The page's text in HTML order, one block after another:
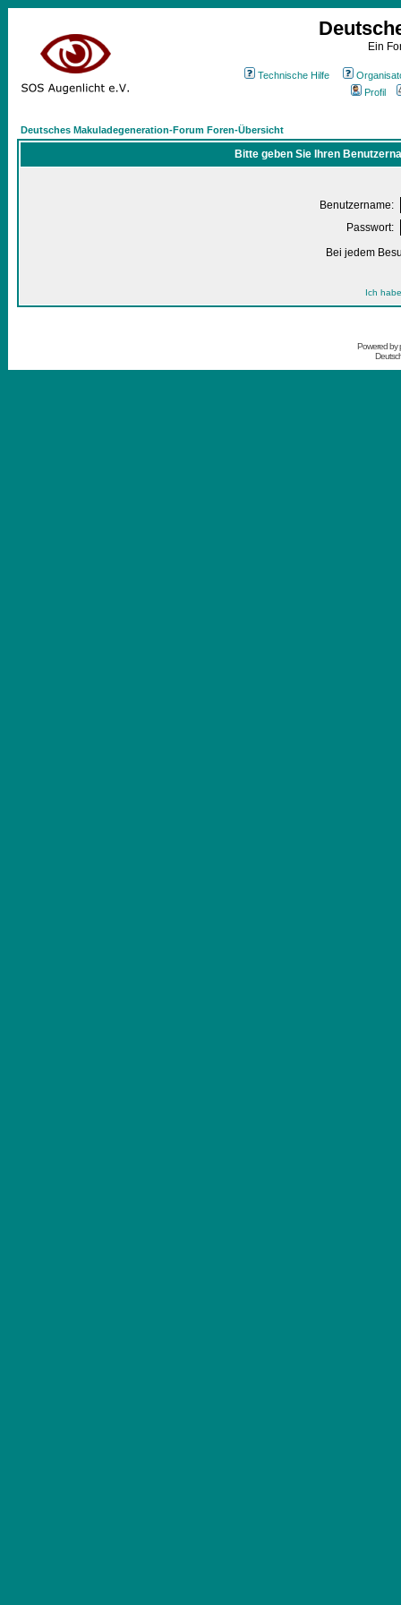
Ein
Technische Hilfe
Profil
Deutsches Makuladegeneration-Forum Foren-Übersicht
Bitte geben Sie Ihren
Benutzername:
Passwort:
Bei jedem
Ich
Powered by